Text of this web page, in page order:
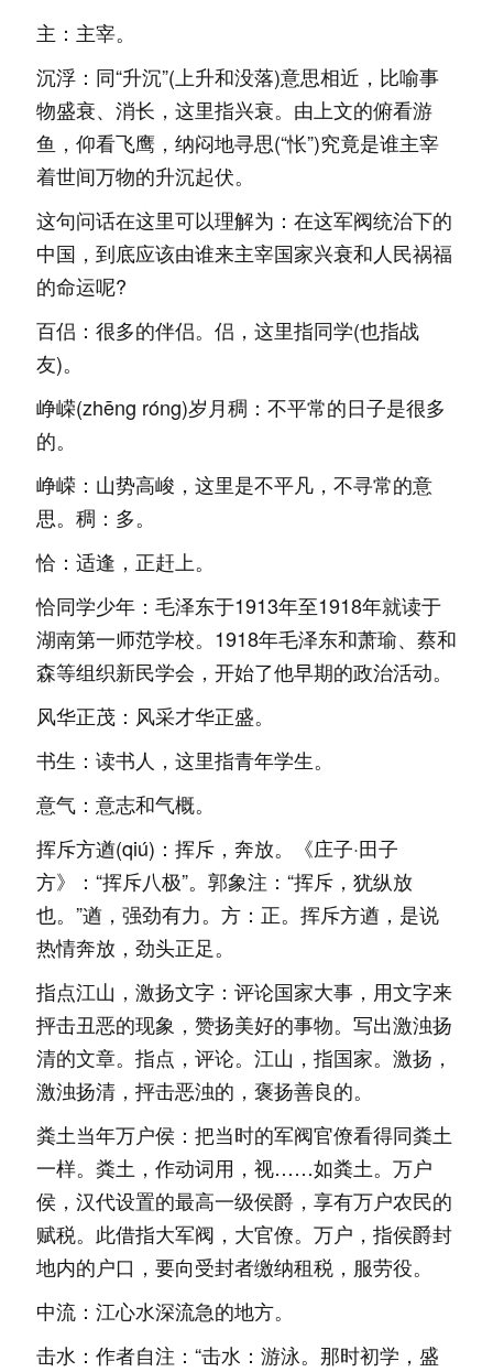
主：主宰。
沉浮：同“升沉”(上升和没落)意思相近，比喻事
物盛衰、消长，这里指兴衰。由上文的俯看游
鱼，仰看飞鹰，纳闷地寻思(“怅”)究竟是谁主宰
着世间万物的升沉起伏。
这句问话在这里可以理解为：在这军阀统治下的
中国，到底应该由谁来主宰国家兴衰和人民祸福
的命运呢?
百侣：很多的伴侣。侣，这里指同学(也指战
友)。
峥嵘(zhēng róng)岁月稠：不平常的日子是很多
的。
峥嵘：山势高峻，这里是不平凡，不寻常的意
思。稠：多。
恰：适逢，正赶上。
恰同学少年：毛泽东于1913年至1918年就读于
湖南第一师范学校。1918年毛泽东和萧瑜、蔡和
森等组织新民学会，开始了他早期的政治活动。
风华正茂：风采才华正盛。
书生：读书人，这里指青年学生。
意气：意志和气概。
挥斥方遒(qiú)：挥斥，奔放。《庄子·田子
方》：“挥斥八极”。郭象注：“挥斥，犹纵放
也。”遒，强劲有力。方：正。挥斥方遒，是说
热情奔放，劲头正足。
指点江山，激扬文字：评论国家大事，用文字来
抨击丑恶的现象，赞扬美好的事物。写出激浊扬
清的文章。指点，评论。江山，指国家。激扬，
激浊扬清，抨击恶浊的，褒扬善良的。
粪土当年万户侯：把当时的军阀官僚看得同粪土
一样。粪土，作动词用，视……如粪土。万户
侯，汉代设置的最高一级侯爵，享有万户农民的
赋税。此借指大军阀，大官僚。万户，指侯爵封
地内的户口，要向受封者缴纳租税，服劳役。
中流：江心水深流急的地方。
击水：作者自注：“击水：游泳。那时初学，盛